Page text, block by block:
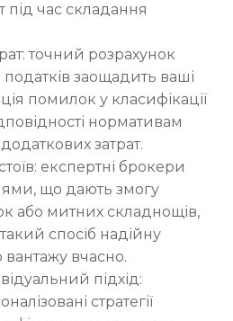
під час складання
точний розрахунок
податків заощадить ваші
помилок у класифікації
нормативам
затрат.
експертні брокери
що дають змогу
або митних складнощів,
спосіб надійну
вчасно.
підхід:
стратегії